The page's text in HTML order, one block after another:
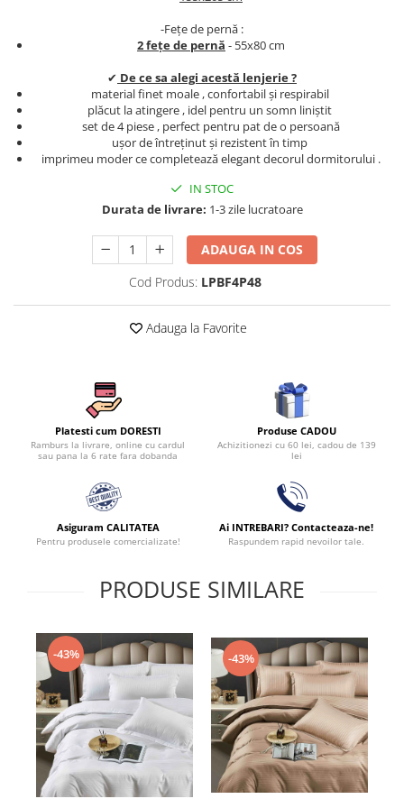
Set Lenjerie Pat Blanita Iepure, 6
Piese, Cu Pilota Inclusa
Set Lenjerie De Pat, 7 Piese, Cu
Pilota / Cuvertura Inclusa
Set Lenjerie De Pat Jacquard Regal,
11 Piese, Cuvertura Inclusa
Lenjerii Damasc Egiptean King Size
Lenjerii De Pat, Finet Premium, 1
Lenjerii De Pat Damasc 1 Persoana
Lenjerii De Pat, Imprimeu 3D, 1
Persoana
-Fețe de pernă :
2 fețe de pernă - 55x80 cm
✔ De ce sa alegi acestă lenjerie ?
material finet moale , confortabil și respirabil
plăcut la atingere , idel pentru un somn liniștit
set de 4 piese , perfect pentru pat de o persoană
ușor de întreținut și rezistent în timp
imprimeu moder ce completează elegant decorul dormitorului .
IN STOC
Durata de livrare: 1-3 zile lucratoare
ADAUGA IN COS
Cod Produs: LPBF4P48
Adauga la Favorite
Platesti cum DORESTI
Ramburs la livrare, online cu cardul
sau pana la 6 rate fara dobanda
Produse CADOU
Achizitionezi cu 60 lei, cadou de 139
lei
Asiguram CALITATEA
Pentru produsele comercializate!
Ai INTREBARI? Contacteaza-ne!
Raspundem rapid nevoilor tale.
PRODUSE SIMILARE
-43% -43%